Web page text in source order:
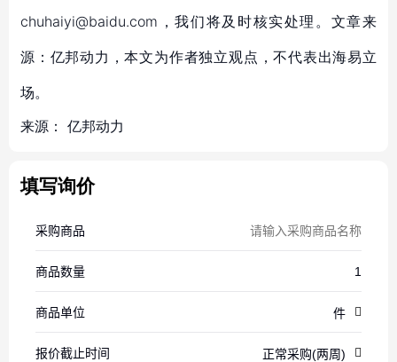
chuhaiyi@baidu.com，我们将及时核实处理。文章来
源：亿邦动力，本文为作者独立观点，不代表出海易立
场。
来源： 亿邦动力
填写询价